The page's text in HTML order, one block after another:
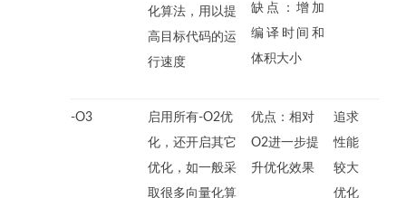
化算法，用以提
高目标代码的运
行速度
缺点：增加
编译时间和
体积大小
-O3
启用所有-O2优
化，还开启其它
优化，如一般采
取很多向量化算
优点：相对
O2进一步提
升优化效果
追求
性能
较大
优化